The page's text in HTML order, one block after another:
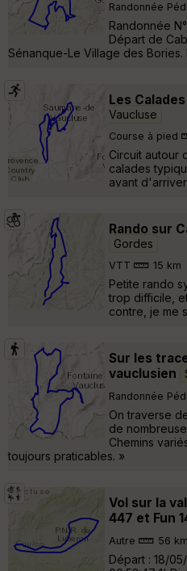
Randonnée
Randonnée
Départ de
Sénanque-Le Village des
Les
Vaucluse
Course à pied
Circuit autour
calades
avant
Rando sur
Gordes
VTT 15 km
Petite rando
trop difficile,
contre, je me
Sur les
vauclusien
Randonnée
On traverse
de
Chemins
toujours praticables. »
Vol sur la
447 et Fun
Autre 56 km
Départ : 18/